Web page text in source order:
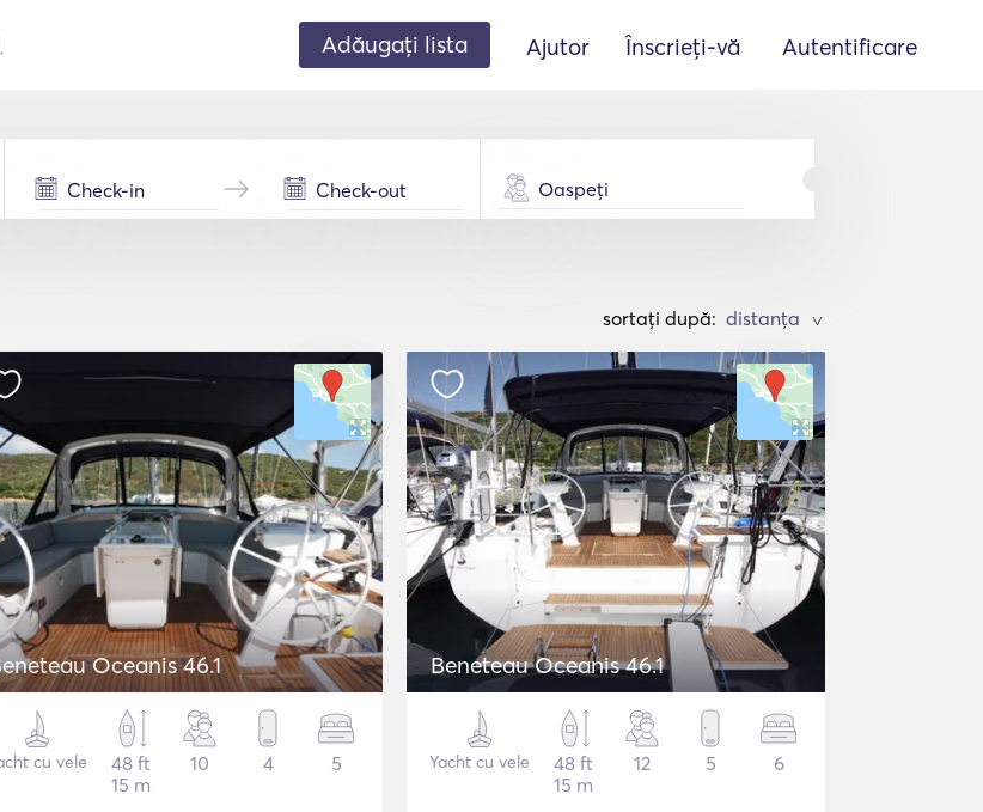
Adăugați lista Ajutor Înscrieți-vă Autentificare
Oaspeți
sortați după: >
Oceanis 46.1
cu vele
48 ft
15 m
10 4 5
Beneteau Oceanis 46.1
Yacht cu vele
48 ft
15 m
12 5 6